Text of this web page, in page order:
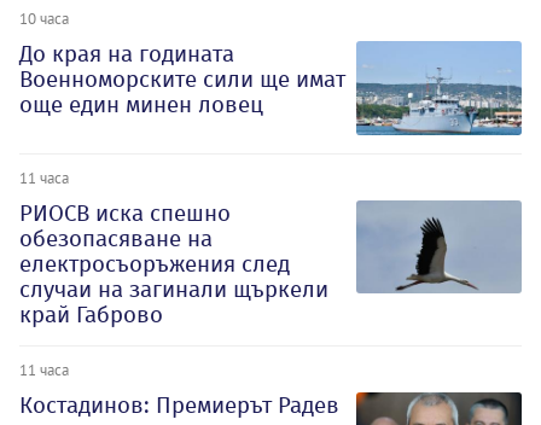
10 часа
До края на годината
Военноморските сили ще имат
още един минен ловец
11 часа
РИОСВ иска спешно
обезопасяване на
електросъоръжения след
случаи на загинали щъркели
край Габрово
11 часа
Костадинов: Премиерът Радев